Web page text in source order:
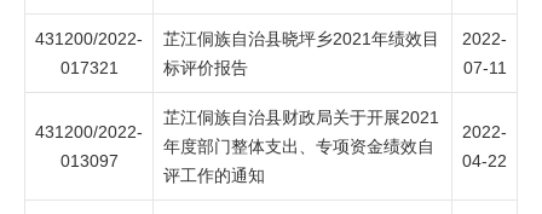
431200/2022-
017321
芷江侗族自治县晓坪乡2021年绩效目
标评价报告
2022-
07-11
431200/2022-
013097
芷江侗族自治县财政局关于开展2021
年度部门整体支出、专项资金绩效自
评工作的通知
2022-
04-22